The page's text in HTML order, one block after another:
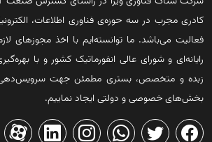
کادری مجرب در سه حوزه‌ی فناوری اطلاعات،
فعالیت می‌باشد. ما توانسته‌ایم با اخذ مجوزهای
رایانه‌ای و شورای عالی انفورماتیک کشور و با
زبده و متخصص، بستری مطمئن جهت سرویس‌دهی
بخش‌های خصوصی و دولتی ایجاد نماییم.